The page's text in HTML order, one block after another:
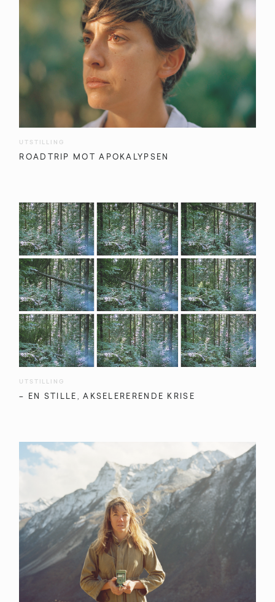
UTSTILLING
ROADTRIP MOT APOKALYPSEN
UTSTILLING
– EN STILLE, AKSELERERENDE KRISE